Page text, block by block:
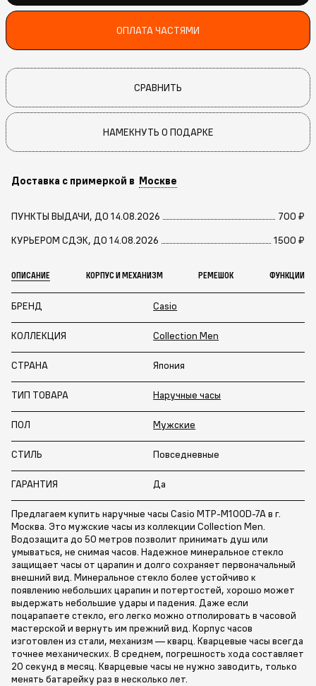
ОПЛАТА ЧАСТЯМИ
СРАВНИТЬ
НАМЕКНУТЬ О ПОДАРКЕ
Доставка с примеркой в Москве
ПУНКТЫ ВЫДАЧИ, ДО 14.08.2026
700 ₽
КУРЬЕРОМ СДЭК, ДО 14.08.2026
1500 ₽
ОПИСАНИЕ КОРПУС И МЕХАНИЗМ РЕМЕШОК ФУНКЦИИ
БРЕНД Casio
КОЛЛЕКЦИЯ Collection Men
СТРАНА Япония
ТИП ТОВАРА Наручные часы
ПОЛ Мужские
СТИЛЬ Повседневные
ГАРАНТИЯ Да
Предлагаем купить наручные часы Casio MTP-M100D-7A в г.
Москва. Это мужские часы из коллекции Collection Men.
Водозащита до 50 метров позволит принимать душ или
умываться, не снимая часов. Надежное минеральное стекло
защищает часы от царапин и долго сохраняет первоначальный
внешний вид. Минеральное стекло более устойчиво к
появлению небольших царапин и потертостей, хорошо может
выдержать небольшие удары и падения. Даже если
поцарапаете стекло, его легко можно отполировать в часовой
мастерской и вернуть им прежний вид. Корпус часов
изготовлен из стали, механизм — кварц. Кварцевые часы всегда
точнее механических. В среднем, погрешность хода составляет
20 секунд в месяц. Кварцевые часы не нужно заводить, только
менять батарейку раз в несколько лет.